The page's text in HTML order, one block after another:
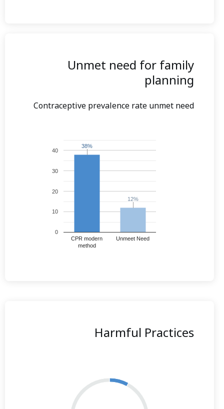
Unmet need for family
planning
Contraceptive prevalence rate unmet need
CPR modern
method
Unmeet Need
0
10
20
30
40
38%
38%
12%
12%
Harmful Practices